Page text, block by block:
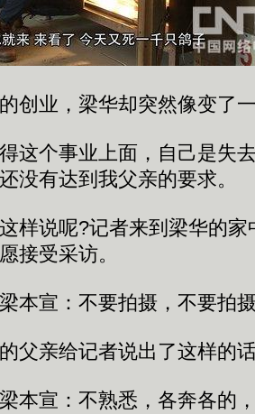
业，梁华却突然像变了
个事业上面，自己是失
没有达到我父亲的要求。
说呢?记者来到梁华的家
接受采访。
宣：不要拍摄，不要拍
亲给记者说出了这样的
宣：不熟悉，各奔各的